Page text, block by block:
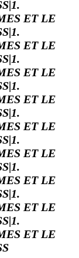
ET LE
ET LE
ET LE
ET LE
ET LE
ET LE
ET LE
ET LE
ET LE